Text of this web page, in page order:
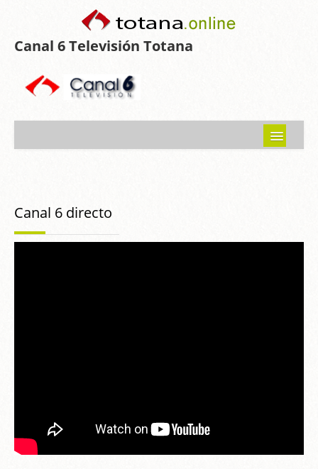
Canal 6 Televisión Totana
Programas emitidos
Canal 6 directo